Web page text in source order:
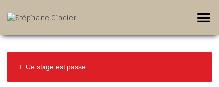
Toggle Menu
Ce stage est passé